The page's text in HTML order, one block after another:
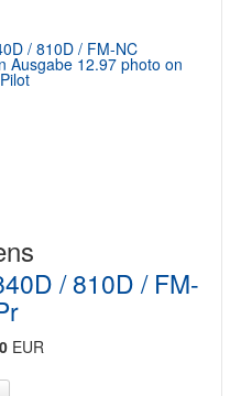
/ 810D / FM-
EUR